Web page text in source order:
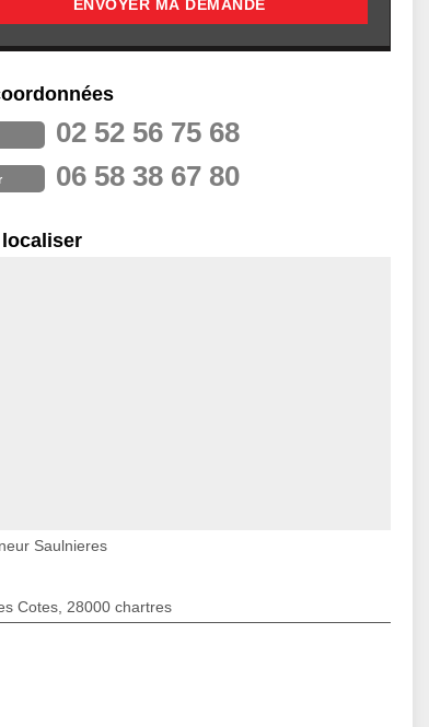
02 52 56 75 68
06 58 38 67 80
Saulnieres
Cotes, 28000 chartres